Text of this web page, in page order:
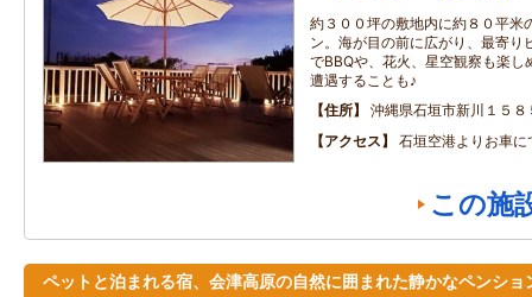
約３００坪の敷地内に約８０平米
ン。海が目の前に広がり、最寄り
でBBQや、花火、星空観察も楽し
遭遇することも♪
住所
沖縄県石垣市新川１５８
アクセス
石垣空港よりお車
この施
ペットと泊まれる宿、会津高原の自然に囲まれた静かなペンショ